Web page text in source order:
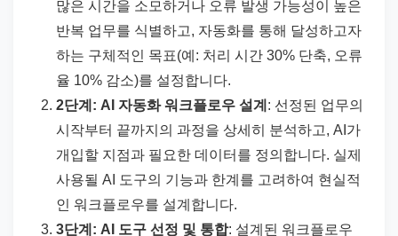
많은 시간을 소모하거나 오류 발생 가능성이 높은
반복 업무를 식별하고, 자동화를 통해 달성하고자
하는 구체적인 목표(예: 처리 시간 30% 단축, 오류
율 10% 감소)를 설정합니다.
2단계: AI 자동화 워크플로우 설계 : 선정된 업무의
시작부터 끝까지의 과정을 상세히 분석하고, AI가
개입할 지점과 필요한 데이터를 정의합니다. 실제
사용될 AI 도구의 기능과 한계를 고려하여 현실적
인 워크플로우를 설계합니다.
3단계: AI 도구 선정 및 통합: 설계된 워크플로우